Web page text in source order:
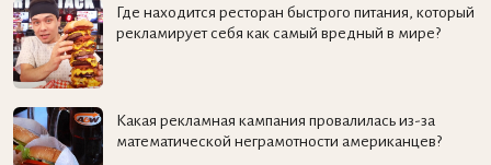
Где находится ресторан быстрого питания, который
рекламирует себя как самый вредный в мире?
Какая рекламная кампания провалилась из-за
математической неграмотности американцев?